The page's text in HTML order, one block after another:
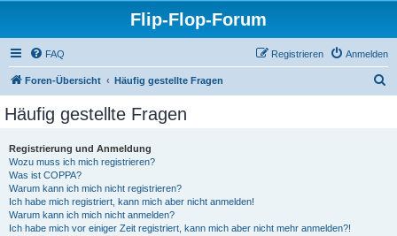
Flip-Flop-Forum
FAQ Anmelden
Registrieren
Foren-Übersicht Häufig gestellte Fragen
Häufig gestellte Fragen
Registrierung und Anmeldung
Wozu muss ich mich registrieren?
Was ist COPPA?
Warum kann ich mich nicht registrieren?
Ich habe mich registriert, kann mich aber nicht anmelden!
Warum kann ich mich nicht anmelden?
Ich habe mich vor einiger Zeit registriert, kann mich aber nicht mehr anmelden?!